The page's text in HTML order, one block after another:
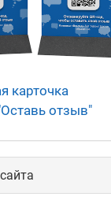
карточка
отзыв"